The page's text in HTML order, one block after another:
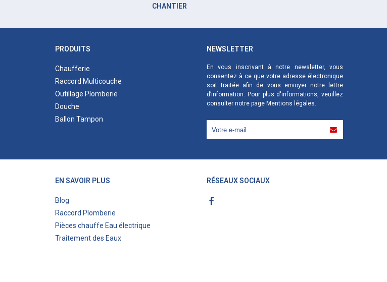
CHANTIER
PRODUITS
Chaufferie
Raccord Multicouche
Outillage Plomberie
Douche
Ballon Tampon
NEWSLETTER
En vous inscrivant à notre newsletter, vous
consentez à ce que votre adresse électronique
soit traitée afin de vous envoyer notre lettre
d’information. Pour plus d'informations, veuillez
consulter notre page Mentions légales.
EN SAVOIR PLUS
Blog
Raccord Plomberie
Pièces chauffe Eau électrique
Traitement des Eaux
RÉSEAUX SOCIAUX